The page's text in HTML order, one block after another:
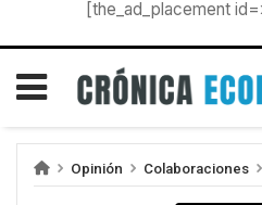
[the_ad_placement
Opinión Colaboraciones